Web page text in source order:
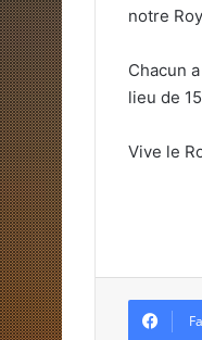
notre
Chacun
lieu de
Vive le